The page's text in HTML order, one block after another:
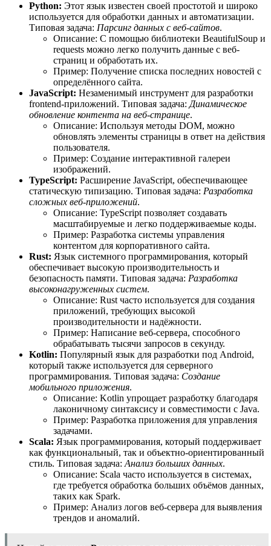
Python: Этот язык известен своей простотой и широко
используется для обработки данных и автоматизации.
Типовая задача: Парсинг данных с веб-сайтов.
Описание: С помощью библиотеки BeautifulSoup и
requests можно легко получить данные с веб-
страниц и обработать их.
Пример: Получение списка последних новостей с
определённого сайта.
JavaScript: Незаменимый инструмент для разработки
frontend-приложений. Типовая задача: Динамическое
обновление контента на веб-странице.
Описание: Используя методы DOM, можно
обновлять элементы страницы в ответ на действия
пользователя.
Пример: Создание интерактивной галереи
изображений.
TypeScript: Расширение JavaScript, обеспечивающее
статическую типизацию. Типовая задача: Разработка
сложных веб-приложений.
Описание: TypeScript позволяет создавать
масштабируемые и легко поддерживаемые коды.
Пример: Разработка системы управления
контентом для корпоративного сайта.
Rust: Язык системного программирования, который
обеспечивает высокую производительность и
безопасность памяти. Типовая задача: Разработка
высоконагруженных систем.
Описание: Rust часто используется для создания
приложений, требующих высокой
производительности и надёжности.
Пример: Написание веб-сервера, способного
обрабатывать тысячи запросов в секунду.
Kotlin: Популярный язык для разработки под Android,
который также используется для серверного
программирования. Типовая задача: Создание
мобильного приложения.
Описание: Kotlin упрощает разработку благодаря
лаконичному синтаксису и совместимости с Java.
Пример: Разработка приложения для управления
задачами.
Scala: Язык программирования, который поддерживает
как функциональный, так и объектно-ориентированный
стиль. Типовая задача: Анализ больших данных.
Описание: Scala часто используется в системах,
где требуется обработка больших объёмов данных,
таких как Spark.
Пример: Анализ логов веб-сервера для выявления
трендов и аномалий.